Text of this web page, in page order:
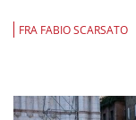
FRA FABIO SCARSATO